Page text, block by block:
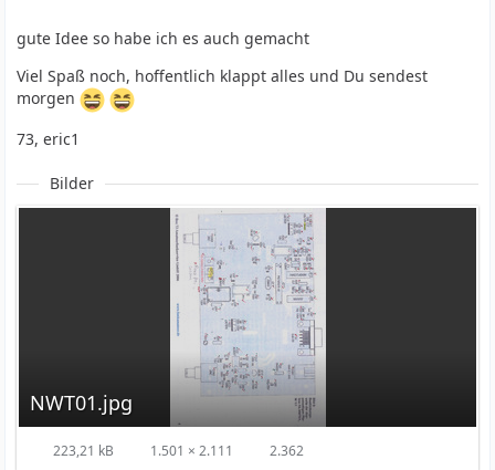
gute Idee so habe ich es auch gemacht
Viel Spaß noch, hoffentlich klappt alles und Du sendest
morgen
73, eric1
Bilder
NWT01.jpg
223,21 kB 1.501 × 2.111 2.362